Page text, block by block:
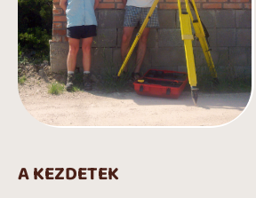
A KEZDETEK